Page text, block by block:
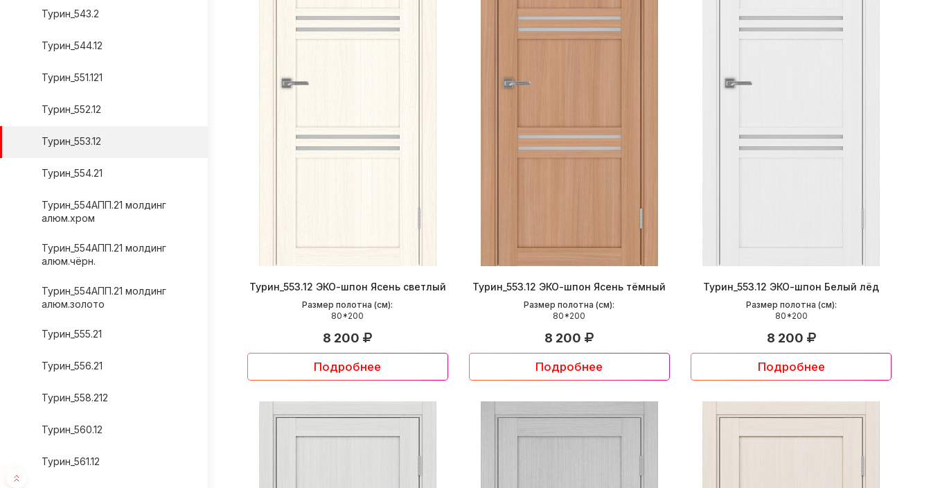
Турин_543.2
Турин_544.12
Турин_551.121
Турин_552.12
Турин_553.12
Турин_554.21
Турин_554АПП.21 молдинг
алюм.хром
Турин_554АПП.21 молдинг
алюм.чёрн.
Турин_554АПП.21 молдинг
алюм.золото
Турин_555.21
Турин_556.21
Турин_558.212
Турин_560.12
Турин_561.12
Турин_553.12 ЭКО-шпон Ясень светлый
Размер полотна (см):
80*200
8 200
Подробнее
Турин_553.12 ЭКО-шпон Ясень тёмный
Размер полотна (см):
80*200
8 200
Подробнее
Турин_553.12 ЭКО-шпон Белый лёд
Размер полотна (см):
80*200
8 200
Подробнее